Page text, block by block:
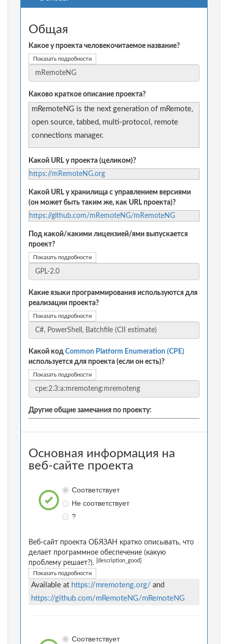
Общая
Какое у проекта человекочитаемое название?
Показать подробности
Каково краткое описание проекта?
mRemoteNG is the next generation of mRemote,
open source, tabbed, multi-protocol, remote
connections manager.
Какой URL у проекта (целиком)?
https://mRemoteNG.org
Какой URL у хранилища с управлением версиями
(он может быть таким же, как URL проекта)?
https://github.com/mRemoteNG/mRemoteNG
Под какой/какими лицензией/ями выпускается
проект?
Показать подробности
Какие языки программирования используются для
реализации проекта?
Показать подробности
Какой код Common Platform Enumeration (CPE)
используется для проекта (если он есть)?
Показать подробности
Другие общие замечания по проекту:
Основная информация на
веб-сайте проекта
Соответствует
Не соответствует
?
Веб-сайт проекта ОБЯЗАН кратко описывать, что
делает программное обеспечение (какую
проблему решает?).
[description_good]
Показать подробности
Available at https://mremoteng.org/ and
https://github.com/mRemoteNG/mRemoteNG
Соответствует